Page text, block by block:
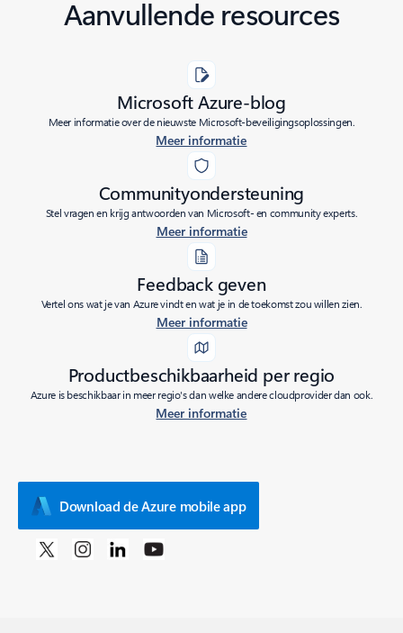
Aanvullende resources
Microsoft Azure-blog
Meer informatie over de nieuwste Microsoft-beveiligingsoplossingen.
Meer informatie
Communityondersteuning
Stel vragen en krijg antwoorden van Microsoft- en community experts.
Meer informatie
Feedback geven
Vertel ons wat je van Azure vindt en wat je in de toekomst zou willen zien.
Meer informatie
Productbeschikbaarheid per regio
Azure is beschikbaar in meer regio's dan welke andere cloudprovider dan ook.
Meer informatie
Download de Azure mobile app